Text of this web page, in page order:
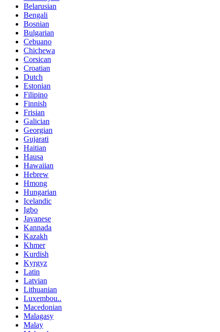
Belarusian
Bengali
Bosnian
Bulgarian
Cebuano
Chichewa
Corsican
Croatian
Dutch
Estonian
Filipino
Finnish
Frisian
Galician
Georgian
Gujarati
Haitian
Hausa
Hawaiian
Hebrew
Hmong
Hungarian
Icelandic
Igbo
Javanese
Kannada
Kazakh
Khmer
Kurdish
Kyrgyz
Latin
Latvian
Lithuanian
Luxembou..
Macedonian
Malagasy
Malay